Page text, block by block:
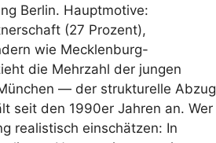
Berlin. Hauptmotive:
(27 Prozent),
wie Mecklenburg-
die Mehrzahl der jungen
— der strukturelle Abzug
seit den 1990er Jahren an. Wer
realistisch einschätzen: In